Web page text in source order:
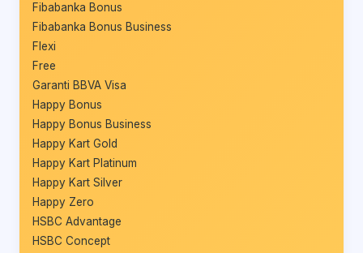
Fibabanka Bonus
Fibabanka Bonus Business
Flexi
Free
Garanti BBVA Visa
Happy Bonus
Happy Bonus Business
Happy Kart Gold
Happy Kart Platinum
Happy Kart Silver
Happy Zero
HSBC Advantage
HSBC Concept